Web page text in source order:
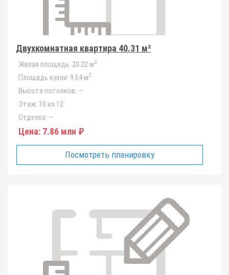
Двухкомнатная квартира 40.31 м²
Жилая площадь: 20.22 м2
Площадь кухни: 9.64 м2
Высота потолков: —
Этаж: 10 из 12
Отделка: —
Цена: 7.86 млн ₽
Посмотреть планировку